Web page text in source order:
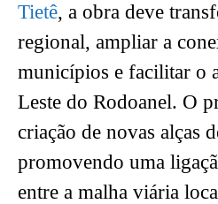
Tietê, a obra deve
regional, ampliar a
municípios e facilitar o
Leste do Rodoanel. O
criação de novas alças
promovendo uma
entre a malha viária